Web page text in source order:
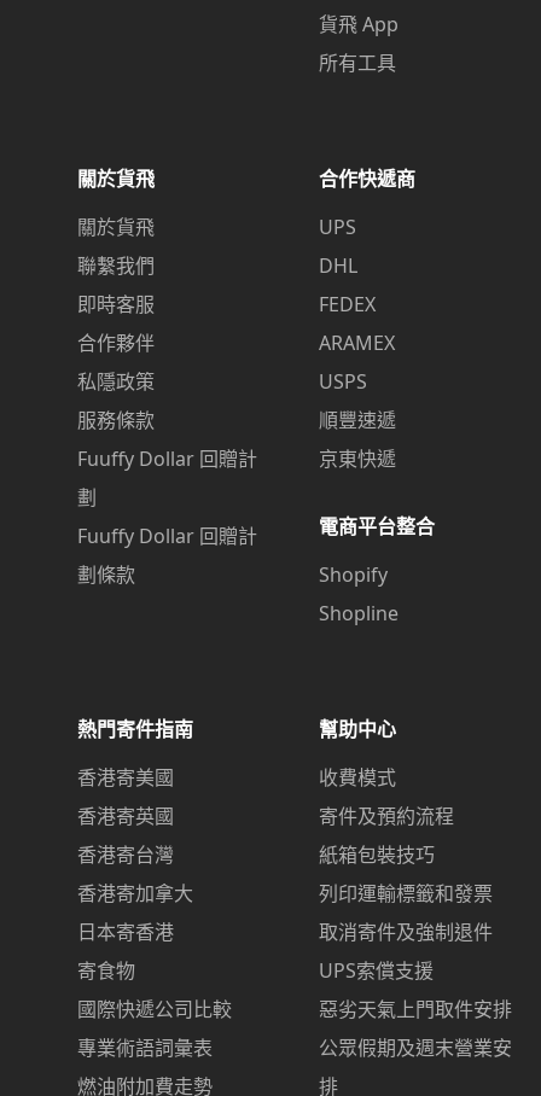
貨飛 App
所有工具
關於貨飛
關於貨飛
聯繫我們
即時客服
合作夥伴
私隱政策
服務條款
Fuuffy Dollar 回贈計
劃
Fuuffy Dollar 回贈計
劃條款
合作快遞商
UPS
DHL
FEDEX
ARAMEX
USPS
順豐速遞
京東快遞
電商平台整合
Shopify
Shopline
熱門寄件指南
香港寄美國
香港寄英國
香港寄台灣
香港寄加拿大
日本寄香港
寄食物
國際快遞公司比較
專業術語詞彙表
燃油附加費走勢
幫助中心
收費模式
寄件及預約流程
紙箱包裝技巧
列印運輸標籤和發票
取消寄件及強制退件
UPS索償支援
惡劣天氣上門取件安排
公眾假期及週末營業安
排